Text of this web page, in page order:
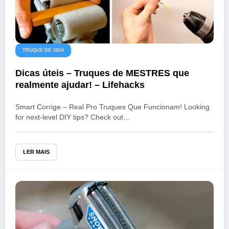
TRUQUE DE VIDA
Dicas úteis – Truques de MESTRES que
realmente ajudar! – Lifehacks
Smart Corrige – Real Pro Truques Que Funcionam! Looking
for next-level DIY tips? Check out…
LER MAIS